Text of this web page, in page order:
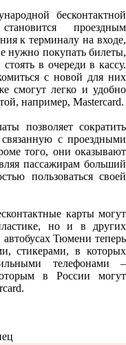
бесконтактной
проездным
к терминалу на входе,
нужно покупать билеты,
в очереди в кассу.
с новой для них
смогут легко и удобно
например, Mastercard.
позволяет сократить
с проездными
того, они оказывают
пассажирам больший
пользоваться своей
карты могут
но и в других
автобусах Тюмени теперь
стикерами, в которых
телефонами –
в России могут